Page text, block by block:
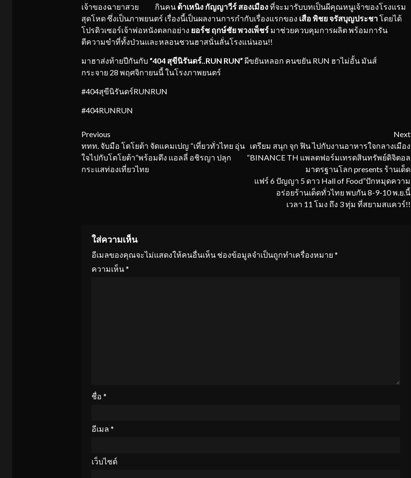
เจ้าของฉายาสวย กินคน ต้าเหนิง กัญญาวีร์ สองเมืองที่จะมารับบทเป็นผีคุณหนูเจ้าของโรงแรม
สุดโหด ซึ่งเป็นภาพยนตร์ เรื่องนี้เป็นผลงานการกำกับเรื่องแรกของ เสือ พิชย จรัสบุญประชาโดยได้
โปรดิวเซอร์เจ้าพ่อหนังตลกอย่าง ยอร์ชฤกษ์ชัย พวงเพ็ชร์มาช่วยควบคุมการผลิต พร้อมการัน
ตีความขำที่ทั้งป่วนและหลอนชวนฮาสนั่นลั่นโรงแน่นอน!!
มาฮาส่งท้ายปีกันกับ “404 สุขีนิรันดร์..RUN RUN” ผีขยันหลอก คนขยัน RUN ฮาไม่อั้น มันส์
กระจาย 28 พฤศจิกายนนี้ ในโรงภาพยนตร์
#404สุขีนิรันดร์RUNRUN
#404RUNRUN
Continue
Reading
Previous
ททท. จับมือ โตโยต้า จัดแคมเปญ “เที่ยวทั่วไทย อุ่น
ใจไปกับโตโยต้า”พร้อมดึง แอลลี่ อชิรญา ปลุก
กระแสท่องเที่ยวไทย
Next
เตรียม สนุก จุก ฟิน ไปกับงานอาหารใจกลางเมือง
“BINANCE TH แพลตฟอร์มเทรดสินทรัพย์ดิจิตอล
มาตรฐานโลก presents ร้านเด็ด
แฟร์ 6 ปัญญา 5 ดาว Hall of Food”ปักหมุดความ
อร่อยร้านเด็ดทั่วไทย พบกัน 8-9-10 พ.ย.นี้
เวลา 11 โมง ถึง 3 ทุ่ม ที่สยามสแควร์!!
ใส่ความเห็น
อีเมลของคุณจะไม่แสดงให้คนอื่นเห็น ช่องข้อมูลจำเป็นถูกทำเครื่องหมาย *
ความเห็น*
ชื่อ *
อีเมล *
เว็บไซต์